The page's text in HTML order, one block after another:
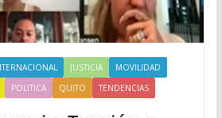
JUSTICIA
MOVILIDAD
POLITICA QUITO TENDENCIAS